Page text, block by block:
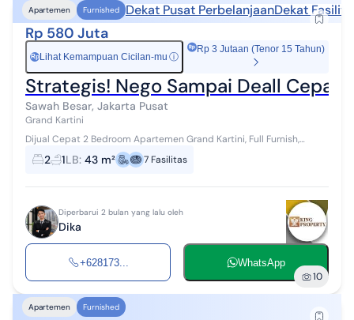
Apartemen Furnished Dekat Pusat PerbelanjaanDekat
Rp 580 Juta
Rp Lihat Kemampuan Cicilan-mu ⓘ
Rp 3 Jutaan (Tenor 15 Tahun)
Strategis! Nego Sampai Deall Cepat
Sawah Besar, Jakarta Pusat
Grand Kartini
Dijual Cepat 2 Bedroom Apartemen Grand Kartini, Full Furnish,
Sawah Besar, Jakarta Pusat. Detail Unit: - PPJB - Luas: 43 m² - Kamar
Tidur: 2 ...
2 1LB: 43 m² 7 Fasilitas
Diperbarui 2 bulan yang lalu oleh
Dika
+628173... WhatsApp
10
Apartemen Furnished